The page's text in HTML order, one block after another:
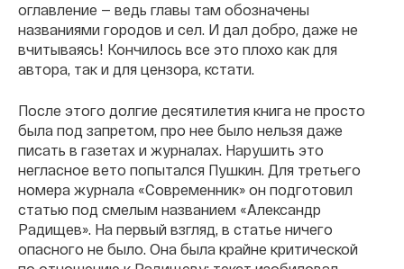
оглавление — ведь главы там обозначены
названиями городов и сел. И дал добро, даже не
вчитываясь! Кончилось все это плохо как для
автора, так и для цензора, кстати.
После этого долгие десятилетия книга не просто
была под запретом, про нее было нельзя даже
писать в газетах и журналах. Нарушить это
негласное вето попытался Пушкин. Для третьего
номера журнала «Современник» он подготовил
статью под смелым названием «Александр
Радищев». На первый взгляд, в статье ничего
опасного не было. Она была крайне критической